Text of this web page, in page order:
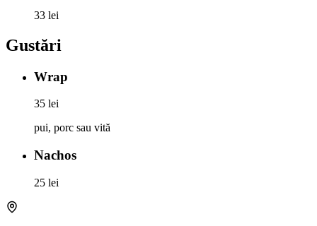
33 lei
Gustări
Wrap
35 lei
pui, porc sau vită
Nachos
25 lei